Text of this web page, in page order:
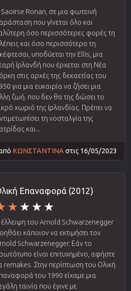
Saoirse Ronan, σε μια φωτεινή
που γίνεται όλο και
όσο περισσότερες φορές τη
και όσο περισσότερο τη
υποδύεται την Ellis, μια
Ιρλανδή που έρχεται στη Νέα
στις αρχές της δεκαετίας του
για μια ευκαιρία να ζήσει μια
ζωή. που δεν θα της δώσει το
χωριό της Ιρλανδίας. Πρέπει να
τη νοσταλγία της
και...
ΚΩΝΣΤΑΝΤΙΝΑστις 16/05/2023
Επαναφορά (2012)
έλλειψη του Arnold Schwarzenegger
κάποιον να εκτιμήσει τον
Schwarzenegger. Εάν το
είναι επιτυχημένο, αφήστε
remakes. Στην περίπτωση του Ολική
του 1990 είχαμε μια
ταινία που έγινε με